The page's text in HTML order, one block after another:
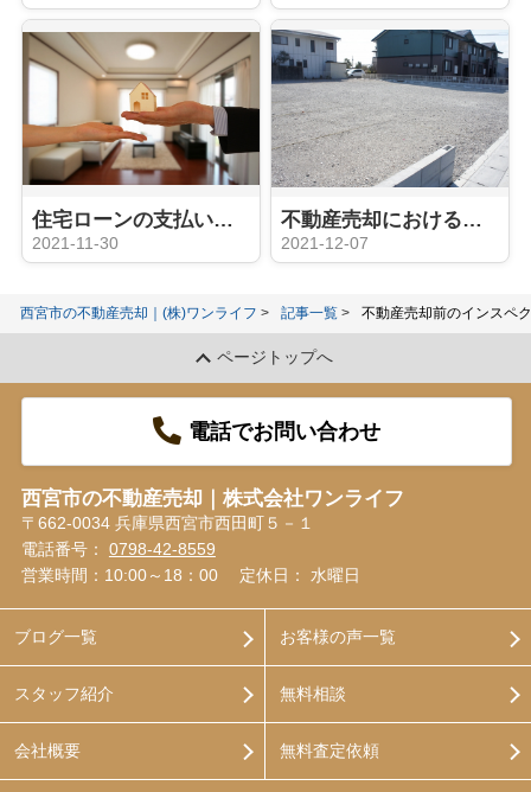
住宅ローンの支払いに困ったら検討すべき不動産の任意売却とは？
2021-11-30
不動産売却における土地の譲渡とは？「贈与」や「相続」との違いをご紹介！
2021-12-07
西宮市の不動産売却｜(株)ワンライフ 記事一覧 不動産売却前のインスペ
ページトップへ
電話でお問い合わせ
西宮市の不動産売却｜株式会社ワンライフ
〒662-0034 兵庫県西宮市西田町５－１
電話番号： 0798-42-8559
営業時間：10:00～18：00
定休日： 水曜日
ブログ一覧
スタッフ紹介
会社概要
お客様の声一覧
無料相談
無料査定依頼